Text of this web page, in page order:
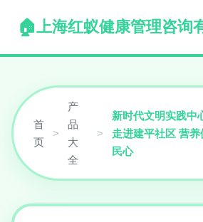
上海红蚁健康管理咨询
首
页
>
产
品
大
全
>
新时代文明实践中
走进建平社区 营
民心